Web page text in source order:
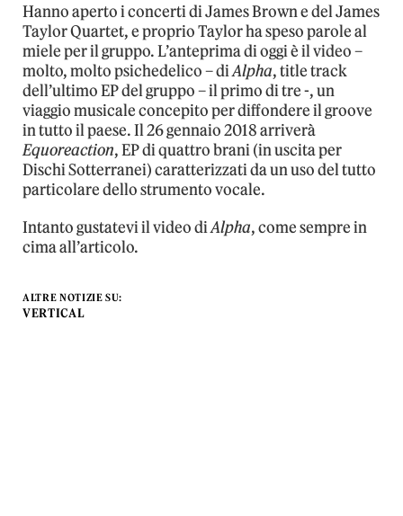
Hanno aperto i concerti di James Brown e del James
Taylor Quartet, e proprio Taylor ha speso parole al
miele per il gruppo. L’anteprima di oggi è il video –
molto, molto psichedelico – diAlpha, title track
dell’ultimo EP del gruppo – il primo di tre -, un
viaggio musicale concepito per diffondere il groove
in tutto il paese. Il 26 gennaio 2018 arriverà
Equoreaction, EP di quattro brani (in uscita per
Dischi Sotterranei) caratterizzati da un uso del tutto
particolare dello strumento vocale.
Intanto gustatevi il video diAlpha, come sempre in
cima all’articolo.
ALTRE NOTIZIE SU:
VERTICAL